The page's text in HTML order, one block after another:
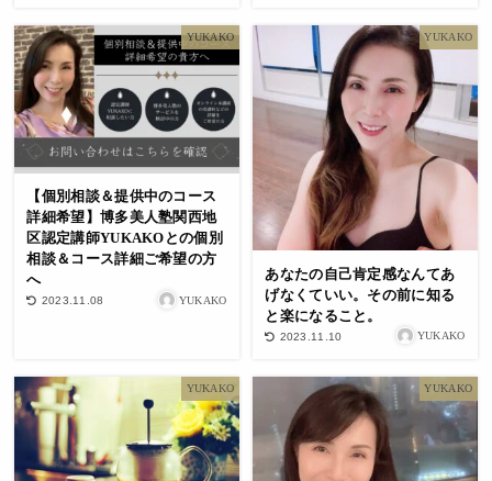
YUKAKO
【個別相談＆提供中のコース
詳細希望】博多美人塾関西地
区認定講師YUKAKOとの個別
相談＆コース詳細ご希望の方
へ
2023.11.08 YUKAKO
YUKAKO
あなたの自己肯定感なんてあ
げなくていい。その前に知る
と楽になること。
2023.11.10 YUKAKO
YUKAKO YUKAKO